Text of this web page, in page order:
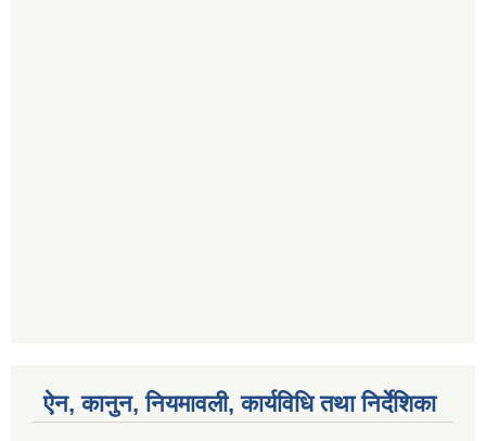
ऐन, कानुन, नियमावली, कार्यविधि तथा निर्देशिका